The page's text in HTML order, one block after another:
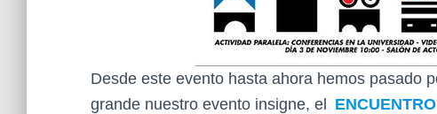
Desde este evento hasta ahora hemos pasado
grande nuestro evento insigne, el